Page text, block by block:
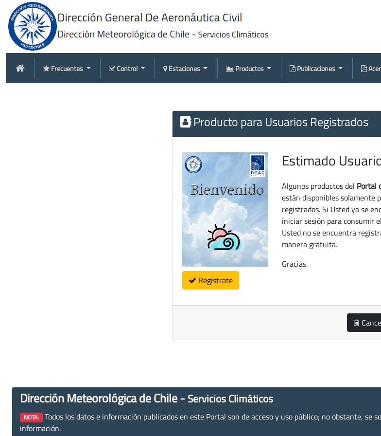
Frecuentes Control Estaciones Productos Publicaciones
Producto para Usuarios Registrados
Regístrate
Estimado
Algunos productos del Portal
están disponibles solamente
registrados. Si Usted ya se
iniciar sesión para consumir
Usted no se encuentra
manera gratuita.
Gracias.
Dirección Meteorológica de Chile - Servicios Climáticos
NOTA: Todos los datos e información publicados en este Portal son de acceso y uso público; no obstante, se
información.